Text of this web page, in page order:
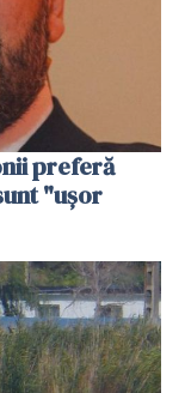
preferă
"uşor